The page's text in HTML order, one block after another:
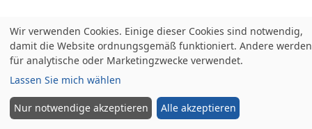
Wir verwenden Cookies. Einige dieser Cookies sind notwendig,
damit die Website ordnungsgemäß funktioniert. Andere werden
für analytische oder Marketingzwecke verwendet.
Lassen Sie mich wählen
Nur notwendige akzeptieren Alle akzeptieren